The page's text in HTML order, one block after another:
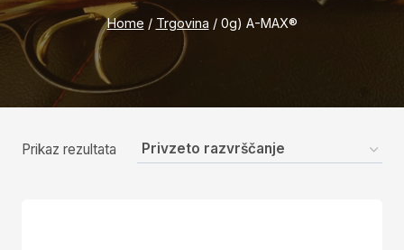
Home / Trgovina / 0g) A-MAX®
Prikaz rezultata